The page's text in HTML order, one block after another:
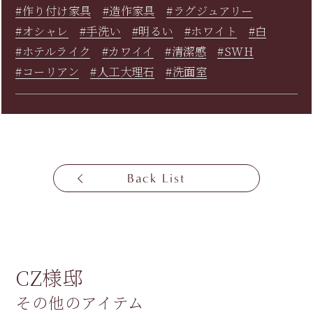
#作り付け家具
#造作家具
#ラグジュアリー
#オシャレ
#手洗い #明るい #ホワイト
#白
#ホテルライク
#カワイイ #清潔感
#SWH
#コーリアン
#人工大理石 #洗面室
Back List
CZ様邸
その他のアイテム